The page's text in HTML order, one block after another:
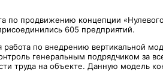
по продвижению концепции
605 предприятий.
по внедрению вертикальной
генеральным подрядчиком за
труда на объекте. Данную модель